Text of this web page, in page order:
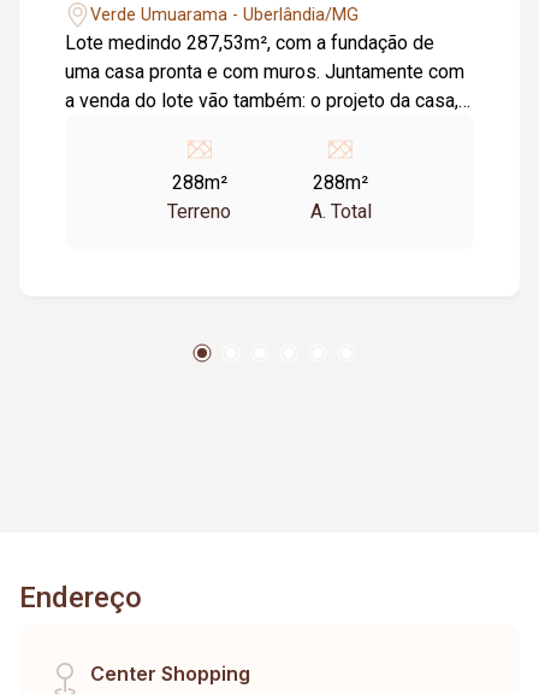
Verde Umuarama - Uberlândia/MG
Lote medindo 287,53m², com a fundação de
uma casa pronta e com muros. Juntamente com
a venda do lote vão também: o projeto da casa,
casa em dois pavimentos.
288m²
Terreno
288m²
A. Total
Endereço
Center Shopping